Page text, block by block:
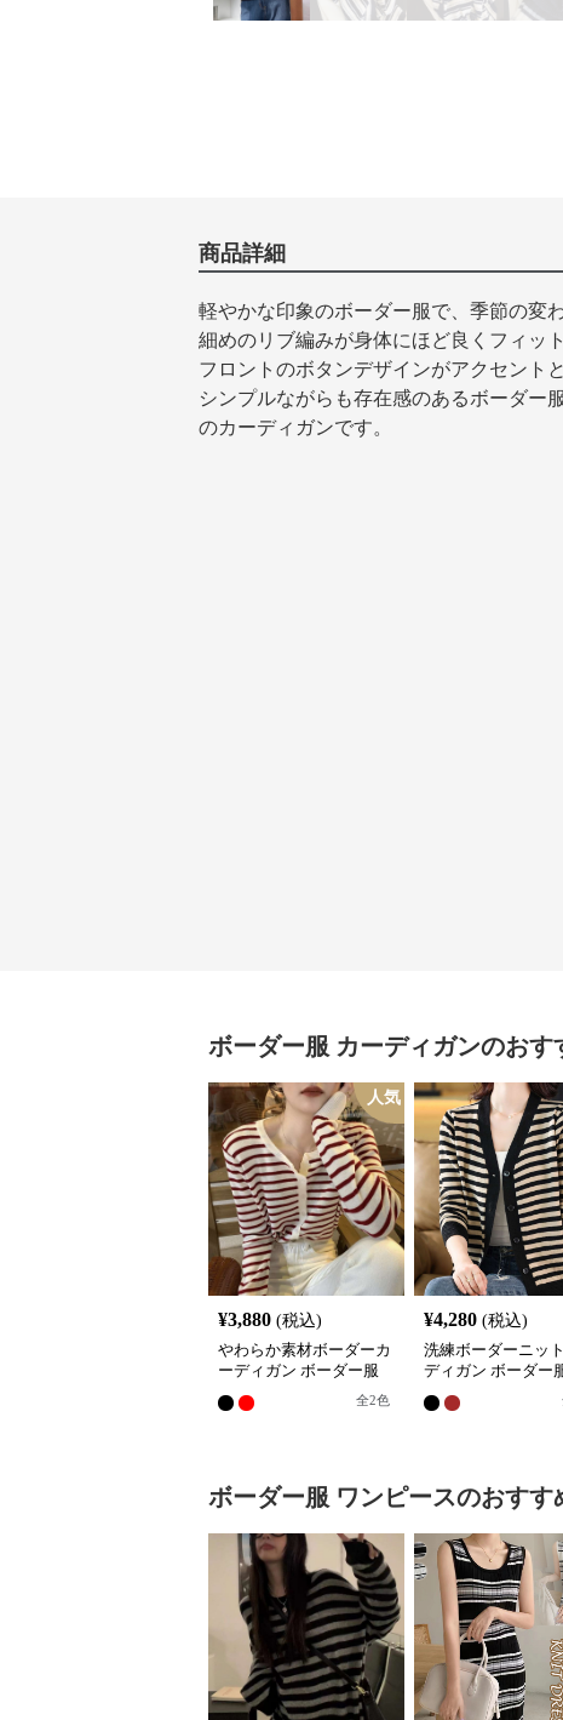
商品詳細
軽やかな印象のボーダー服で、季節の変
細めのリブ編みが身体にほど良くフィッ
フロントのボタンデザインがアクセント
シンプルながらも存在感のあるボーダー
のカーディガンです。
ボーダー服 カーディガンのおす
人気
¥3,880 (税込)
やわらか素材ボーダーカ
ーディガン ボーダー服
全2色
¥4,280 (税込)
洗練ボーダーニッ
ディガン ボーダー
ボーダー服 ワンピースのおすす